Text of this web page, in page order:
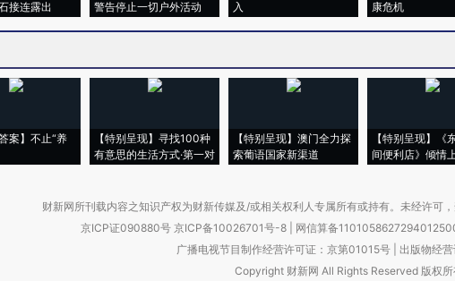
接连露出
警告停止一切户外活动
入
康危机
案】不止“养
【特别呈现】寻找100种
有意思的生活方式·第一对
【特别呈现】澳门全力探
索葡语国家新渠道
【特别呈现】《
间便利店》倾情
财新网所刊载内容之知识产权为财新传媒及/或相关权利人专属所有或持有。未经许可
京ICP证090880号 京ICP备10026701号-8 网信算备
广播电视节目制作经营许可证：京第01015号| 出版物经
Copyright 财新网 All Rights Reserved 版权所